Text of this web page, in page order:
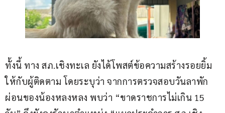
ทั้งนี้ ทาง สภ.เชิงทะเล ยังได้โพสต์ข้อความสร้างรอยยิ้ม
ให้กับผู้ติดตาม โดยระบุว่า จากการตรวจสอบวันลาพัก
ผ่อนของน้องหลงหลง พบว่า “ขาดราชการไม่เกิน 15